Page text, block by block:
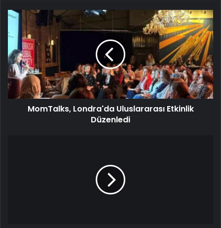
MomTalks, Londra'da Uluslararası Etkinlik
Düzenledi